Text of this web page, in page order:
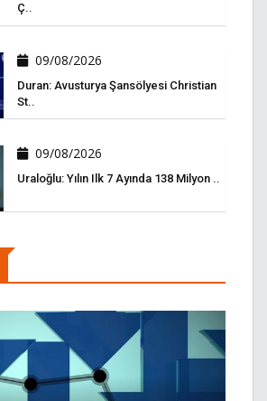
Ç..
09/08/2026
Duran: Avusturya Şansölyesi Christian
St..
09/08/2026
Uraloğlu: Yılın Ilk 7 Ayında 138 Milyon ..